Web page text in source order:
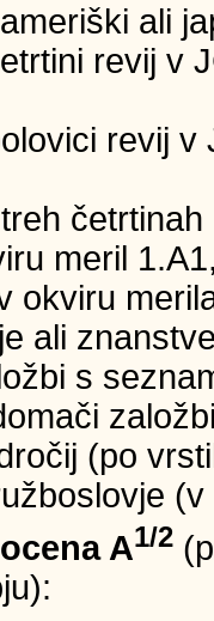
ali
revij v
revij
meril
okviru
ali
s
(po
A1/2